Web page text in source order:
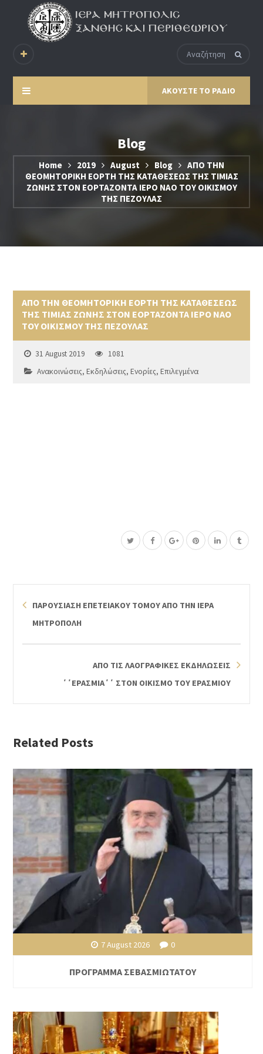
ΑΚΟΥΣΤΕ ΤΟ ΡΑΔΙΟ
Blog
Home 2019 August Blog
ΑΠΟ ΤΗΝ
ΘΕΟΜΗΤΟΡΙΚΗ ΕΟΡΤΗ ΤΗΣ ΚΑΤΑΘΕΣΕΩΣ ΤΗΣ ΤΙΜΙΑΣ
ΖΩΝΗΣ ΣΤΟΝ ΕΟΡΤΑΖΟΝΤΑ ΙΕΡΟ ΝΑΟ ΤΟΥ ΟΙΚΙΣΜΟΥ
ΤΗΣ ΠΕΖΟΥΛΑΣ
ΑΠΟ ΤΗΝ ΘΕΟΜΗΤΟΡΙΚΗ ΕΟΡΤΗ ΤΗΣ ΚΑΤΑΘΕΣΕΩΣ
ΤΗΣ ΤΙΜΙΑΣ ΖΩΝΗΣ ΣΤΟΝ ΕΟΡΤΑΖΟΝΤΑ ΙΕΡΟ ΝΑΟ
ΤΟΥ ΟΙΚΙΣΜΟΥ ΤΗΣ ΠΕΖΟΥΛΑΣ
31 August 2019
1081
Ανακοινώσεις,Εκδηλώσεις,Ενορίες,Επιλεγμένα
ΠΑΡΟΥΣΙΑΣΗ ΕΠΕΤΕΙΑΚΟΥ ΤΟΜΟΥ ΑΠΟ ΤΗΝ ΙΕΡΑ
ΜΗΤΡΟΠΟΛΗ
ΑΠΟ ΤΙΣ ΛΑΟΓΡΑΦΙΚΕΣ ΕΚΔΗΛΩΣΕΙΣ
΄΄ΕΡΑΣΜΙΑ΄΄ ΣΤΟΝ ΟΙΚΙΣΜΟ ΤΟΥ ΕΡΑΣΜΙΟΥ
Related Posts
7 August 2026 0
ΠΡΟΓΡΑΜΜΑ ΣΕΒΑΣΜΙΩΤΑΤΟΥ